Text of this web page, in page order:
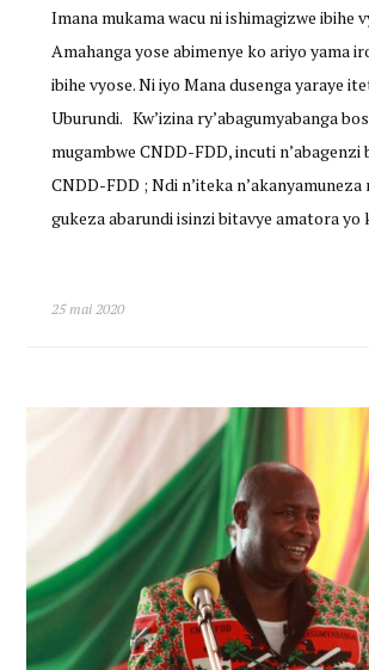
Imana mukama wacu ni ishimagizwe ibihe
Amahanga yose abimenye ko ariyo yama
ibihe vyose. Ni iyo Mana dusenga yaraye
Uburundi. Kw’izina ry’abagumyabanga
mugambwe CNDD-FDD, incuti n’abagenzi
CNDD-FDD ; Ndi n’iteka
gukeza abarundi isinzi bitavye amatora yo
25 mai 2020